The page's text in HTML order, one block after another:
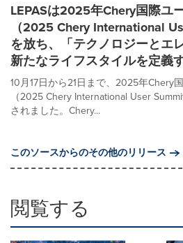
LEPASは2025年Chery国際ユ
（2025 Chery International
を放ち、「テクノロジーとエ
新たなライフスタイルを定義
10月17日から21日まで、2025年Chery
（2025 Chery International User
されました。Chery...
このソースからのその他のリリース
閲覧する